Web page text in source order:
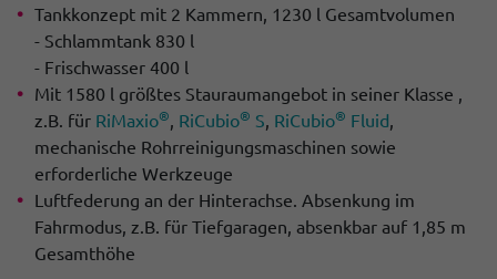
Tankkonzept mit 2 Kammern, 1230 l Gesamtvolumen
- Schlammtank 830 l
- Frischwasser 400 l
Mit 1580 l größtes Stauraumangebot in seiner Klasse ,
z.B. für RiMaxio® RiCubio® S RiCubio® Fluid
mechanische Rohrreinigungsmaschinen sowie
erforderliche Werkzeuge
Luftfederung an der Hinterachse. Absenkung im
Fahrmodus, z.B. für Tiefgaragen, absenkbar auf 1,85 m
Gesamthöhe